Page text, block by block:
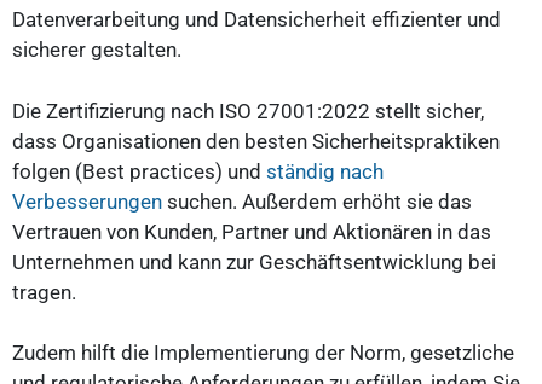
Datenverarbeitung und Datensicherheit effizienter und
sicherer gestalten.
Die Zertifizierung nach ISO 27001:2022 stellt sicher,
dass Organisationen den besten Sicherheitspraktiken
folgen (Best practices) und ständig nach
Verbesserungen suchen. Außerdem erhöht sie das
Vertrauen von Kunden, Partner und Aktionären in das
Unternehmen und kann zur Geschäftsentwicklung bei
tragen.
Zudem hilft die Implementierung der Norm, gesetzliche